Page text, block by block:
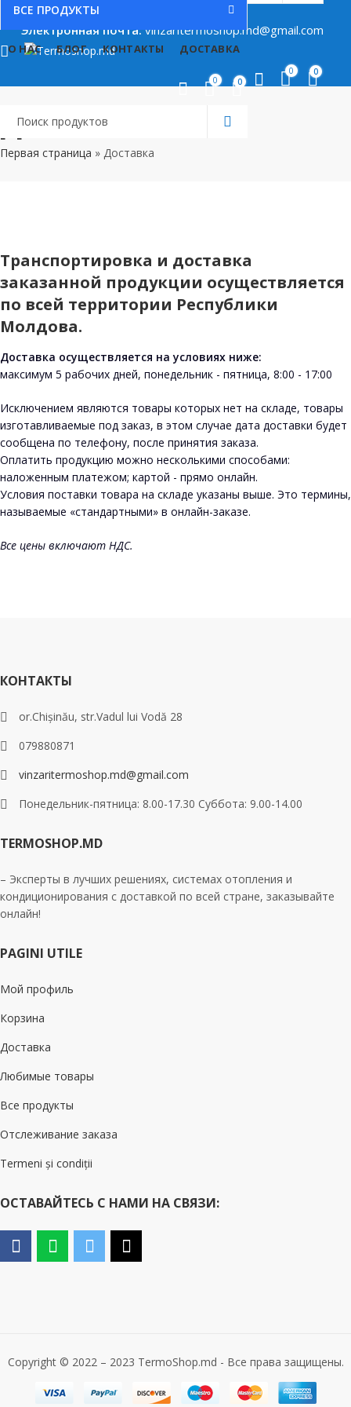
Поддержкa:079880871
Электронная почта:vinzaritermoshop.md@gmail.com
0 0
ВСЕ ПРОДУКТЫ
О НАС БЛОГ КОНТАКТЫ ДОСТАВКА
0 0
Доставка
Первая страница » Доставка
Транспортировка и доставка
заказанной продукции осуществляется
по всей территории Республики
Молдова.
Доставка осуществляется на условиях ниже:
максимум 5 рабочих дней, понедельник - пятница, 8:00 - 17:00
Исключением являются товары которых нет на складе, товары
изготавливаемые под заказ, в этом случае дата доставки будет
сообщена по телефону, после принятия заказа.
Оплатить продукцию можно несколькими способами:
наложенным платежом; картой - прямо онлайн.
Условия поставки товара на складе указаны выше. Это термины,
называемые «стандартными» в онлайн-заказе.
Все цены включают НДС.
КОНТАКТЫ
or.Chișinău, str.Vadul lui Vodă 28
079880871
vinzaritermoshop.md@gmail.com
Понедельник-пятница: 8.00-17.30 Суббота: 9.00-14.00
TERMOSHOP.MD
– Эксперты в лучших решениях, системах отопления и
кондиционирования с доставкой по всей стране, заказывайте
онлайн!
PAGINI UTILE
Мой профиль
Корзина
Доставка
Любимые товары
Все продукты
Отслеживание заказа
Termeni și condiții
ОСТАВАЙТЕСЬ С НАМИ НА СВЯЗИ:
Copyright © 2022 – 2023 TermoShop.md - Все права защищены.